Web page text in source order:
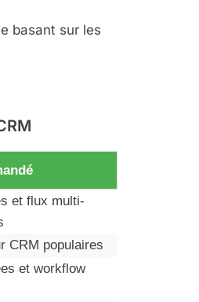
basant sur les
et flux multi-
CRM populaires
et workflow